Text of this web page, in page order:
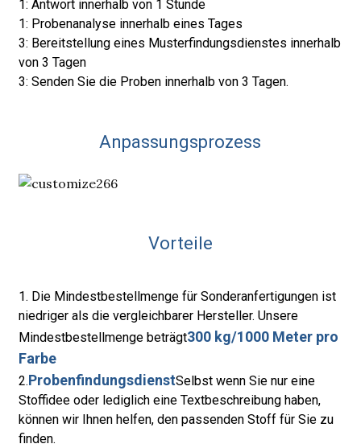
1: Antwort innerhalb von 1 Stunde
1: Probenanalyse innerhalb eines Tages
3: Bereitstellung eines Musterfindungsdienstes innerhalb
von 3 Tagen
3: Senden Sie die Proben innerhalb von 3 Tagen.
Anpassungsprozess
Vorteile
1. Die Mindestbestellmenge für Sonderanfertigungen ist
niedriger als die vergleichbarer Hersteller. Unsere
Mindestbestellmenge beträgt300 kg/1000 Meter pro
Farbe
2.ProbenfindungsdienstSelbst wenn Sie nur eine
Stoffidee oder lediglich eine Textbeschreibung haben,
können wir Ihnen helfen, den passenden Stoff für Sie zu
finden.